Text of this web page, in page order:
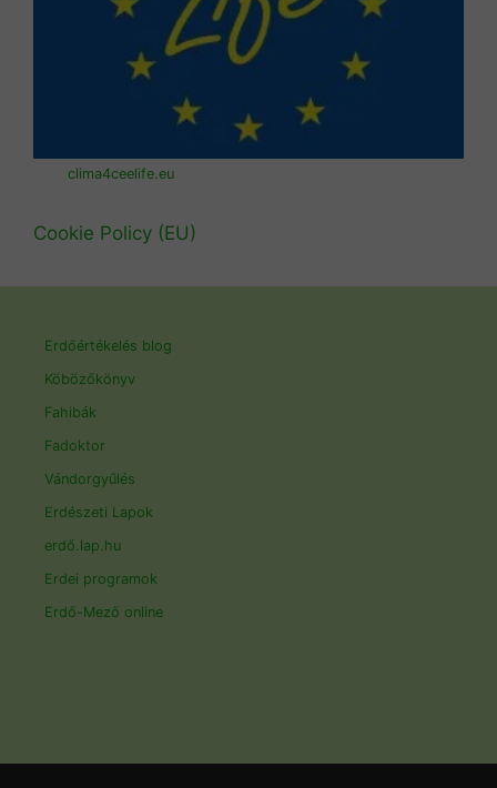
clima4ceelife.eu
Cookie Policy (EU)
Erdőértékelés blog
Köbözőkönyv
Fahibák
Fadoktor
Vándorgyűlés
Erdészeti Lapok
erdő.lap.hu
Erdei programok
Erdő-Mező online